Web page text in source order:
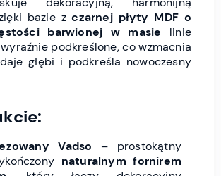
bazie zczarnej płyty MDF o
barwionej w masie linie
podkreślone, co wzmacnia
głębi i podkreśla nowoczesny
Vadso – prostokątny
naturalnym fornirem